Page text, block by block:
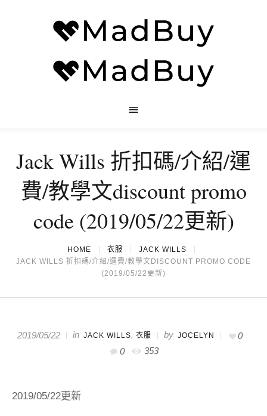
Jack Wills 折扣碼/介紹/運
費/教學文discount promo
code (2019/05/22更新)
HOME 衣服
JACK WILLS
JACK WILLS 折扣碼/介紹/運費/教學文DISCOUNT PROMO CODE
(2019/05/22更新)
2019/05/22 in JACK WILLS, 衣服 by JOCELYN
0
0
353
2019/05/22更新